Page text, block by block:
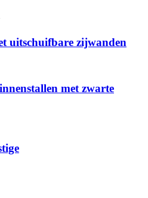
uitschuifbare zijwanden
met zwarte